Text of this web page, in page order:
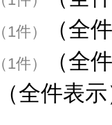
（1件）
（全
（1件）
（全
（全件表